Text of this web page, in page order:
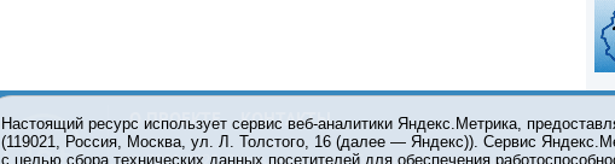
О ПРОЕКТЕ КОНТАКТЫ
Настоящий ресурс использует сервис веб-аналитики Яндекс.Метрика,
(119021, Россия, Москва, ул. Л. Толстого, 16 (далее — Яндекс)). Сервис
с целью сбора технических данных посетителей для обеспечения